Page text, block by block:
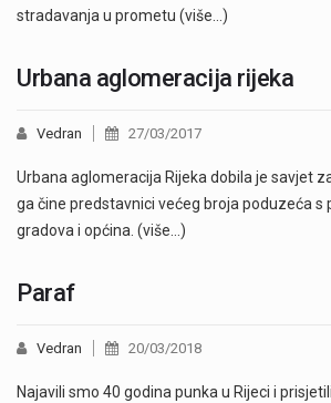
stradavanja u prometu (više…)
Urbana aglomeracija rijeka
Vedran 27/03/2017
Urbana aglomeracija Rijeka dobila je savjet
ga čine predstavnici većeg broja poduzeća s
gradova i općina. (više…)
Paraf
Vedran 20/03/2018
Najavili smo 40 godina punka u Rijeci i